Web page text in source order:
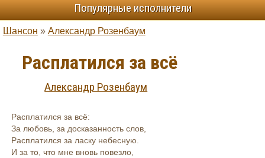
Популярные исполнители
Шансон » Александр Розенбаум
Расплатился за всё
Александр Розенбаум
Расплатился за всё:
За любовь, за досказанность слов,
Расплатился за ласку небесную.
И за то, что мне вновь повезло,